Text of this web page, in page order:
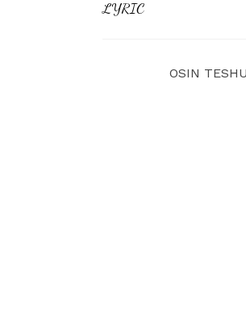
LYRIC
OSIN